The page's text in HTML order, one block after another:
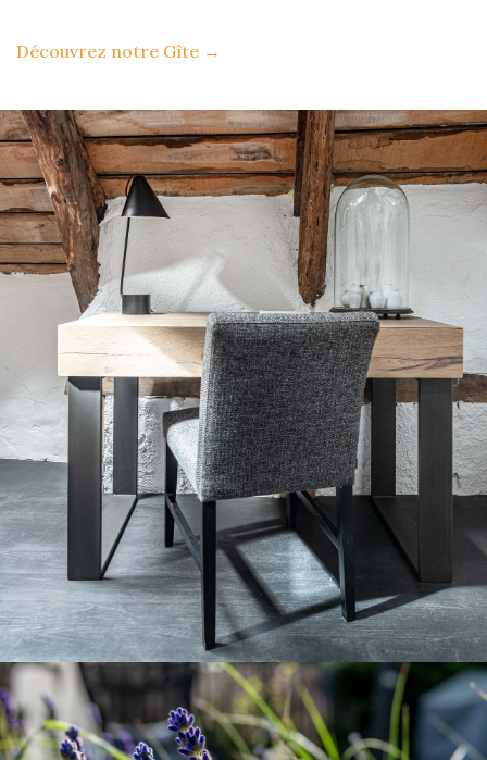
Découvrez notre Gîte →